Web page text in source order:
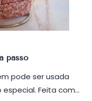
passo
pode ser usada
Feita com…